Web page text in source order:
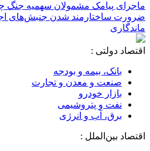
ماجرای پیامک مشمولان سهمیه
ضرورت ساختارمند شدن جنبش‌های
ماندگاری
اقتصاد دولتی :
بانک، بیمه و بودجه
صنعت و معدن و تجارت
بازار خودرو
نفت و پتروشیمی
برق، آب و انرژی
اقتصاد بین‌الملل :